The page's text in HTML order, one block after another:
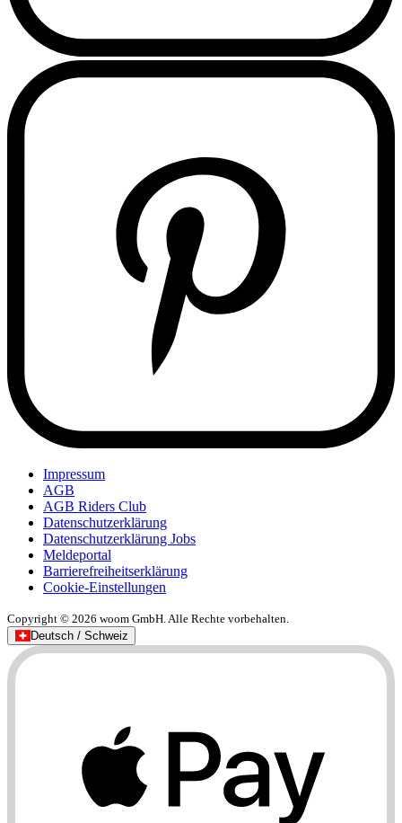
Impressum
AGB
AGB Riders Club
Datenschutzerklärung
Datenschutzerklärung Jobs
Meldeportal
Barrierefreiheitserklärung
Cookie-Einstellungen
Copyright © 2026 woom GmbH. Alle Rechte vorbehalten.
Deutsch / Schweiz